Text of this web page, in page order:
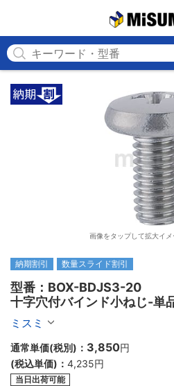
画像をタップして拡大イ
納期割引 数量スライド割引
型番：BOX-BDJS3-20
十字穴付バインド小ねじ-単
入り】
ミスミ
通常単価(税別)： 3,850円
(税込単価)： 4,235円
当日出荷可能